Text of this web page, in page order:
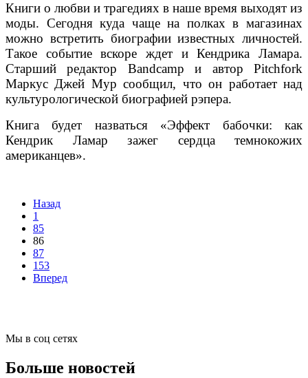
Книги о любви и трагедиях в наше время выходят из
моды. Сегодня куда чаще на полках в магазинах
можно встретить биографии известных личностей.
Такое событие вскоре ждет и Кендрика Ламара.
Старший редактор Bandcamp и автор Pitchfork
Маркус Джей Мур сообщил, что он работает над
культурологической биографией рэпера.
Книга будет назваться «Эффект бабочки: как
Кендрик Ламар зажег сердца темнокожих
американцев».
Назад
1
85
86
87
153
Вперед
Мы в соц сетях
Больше новостей